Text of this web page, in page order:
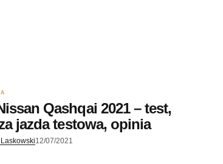
Qashqai 2021 – test,
jazda testowa, opinia
12/07/2021